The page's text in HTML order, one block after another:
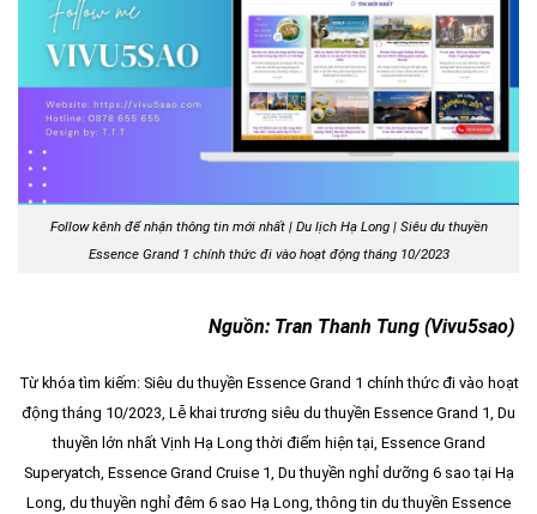
Follow kênh để nhận thông tin mới nhất | Du lịch Hạ Long | Siêu du thuyền
Essence Grand 1 chính thức đi vào hoạt động tháng 10/2023
Nguồn: Tran Thanh Tung (Vivu5sao)
Từ khóa tìm kiếm: Siêu du thuyền Essence Grand 1 chính thức đi vào hoạt
động tháng 10/2023, Lễ khai trương siêu du thuyền Essence Grand 1, Du
thuyền lớn nhất Vịnh Hạ Long thời điểm hiện tại, Essence Grand
Superyatch, Essence Grand Cruise 1, Du thuyền nghỉ dưỡng 6 sao tại Hạ
Long, du thuyền nghỉ đêm 6 sao Hạ Long, thông tin du thuyền Essence